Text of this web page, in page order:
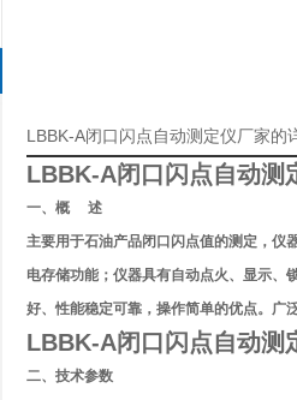
LBBK-A闭口闪点自动测定仪厂家的
LBBK-A闭口闪点自动测
一、概
述
主要用于石油产品闭口闪点值的测定，仪
电存储功能；仪器具有自动点火、显示、
好、性能稳定可靠，操作简单的优点。广
LBBK-A闭口闪点自动测
二、技术参数